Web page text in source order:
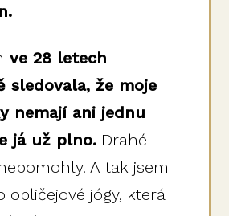
ve 28 letech
sledovala, že moje
nemají ani jednu
já už plno. Drahé
A tak jsem
obličejové jógy, která